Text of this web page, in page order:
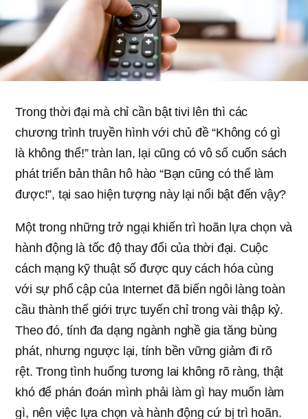
Trong thời đại mà chỉ cần bật tivi lên thì các
chương trình truyền hình với chủ đề “Không có gì
là không thể!” tràn lan, lại cũng có vô số cuốn sách
phát triển bản thân hô hào “Bạn cũng có thể làm
được!”, tại sao hiện tượng này lại nổi bật đến vậy?
Một trong những trở ngại khiến trì hoãn lựa chọn và
hành động là tốc độ thay đổi của thời đại. Cuộc
cách mạng kỹ thuật số được quy cách hóa cùng
với sự phổ cập của Internet đã biến ngôi làng toàn
cầu thành thế giới trực tuyến chỉ trong vài thập kỷ.
Theo đó, tính đa dạng ngành nghề gia tăng bùng
phát, nhưng ngược lại, tính bền vững giảm đi rõ
rệt. Trong tình huống tương lai không rõ ràng, thật
khó để phán đoán mình phải làm gì hay muốn làm
gì, nên việc lựa chọn và hành động cứ bị trì hoãn.